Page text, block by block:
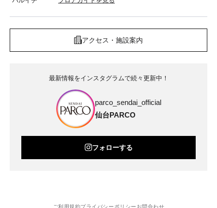
アクセス・施設案内
最新情報をインスタグラムで続々更新中！
parco_sendai_official
仙台PARCO
フォローする
ご利用規約プライバシーポリシー お問合わせ